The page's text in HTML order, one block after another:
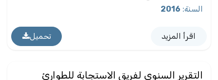
السنة:
2016
اقرأ المزيد تحميل
التقرير السنوي لفريق الاستجابة للطوارئ